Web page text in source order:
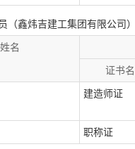
（鑫炜吉建工集团有限公司
姓名
证书
建造师证
职称证